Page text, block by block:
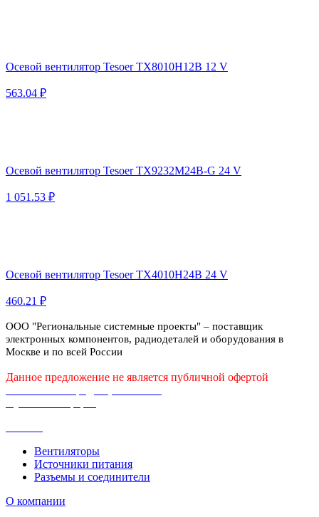
Осевой вентилятор Tesoer TX8010H12B 12 V
563.04 ₽
Осевой вентилятор Tesoer TX9232M24B-G 24 V
1 051.53 ₽
Осевой вентилятор Tesoer TX4010H24B 24 V
460.21 ₽
ООО "Региональные системные проекты" – поставщик
электронных компонентов, радиодеталей и оборудования в
Москве и по всей России
Данное предложение не является публичной офертой
Вентиляторы
Источники питания
Разъемы и соединители
О компании